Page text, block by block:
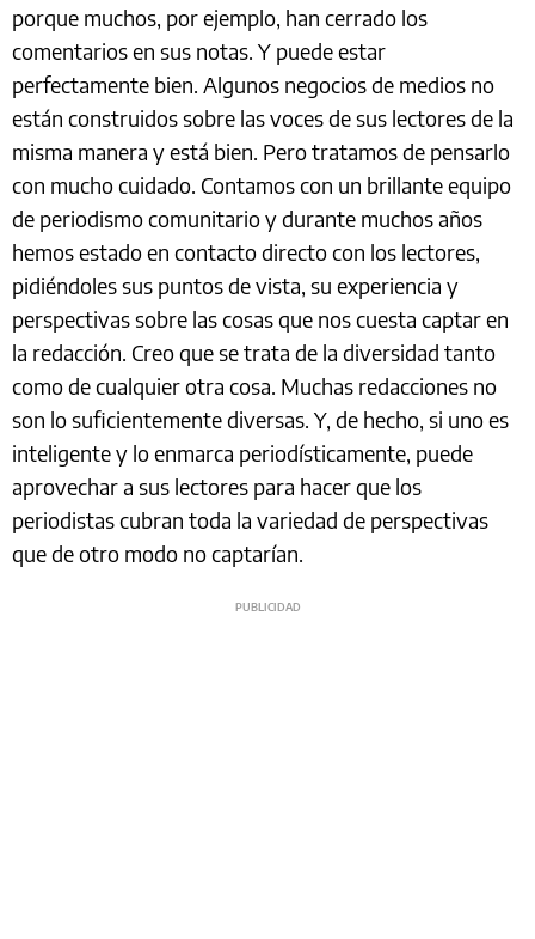
porque muchos, por ejemplo, han cerrado los
comentarios en sus notas. Y puede estar
perfectamente bien. Algunos negocios de medios no
están construidos sobre las voces de sus lectores de la
misma manera y está bien. Pero tratamos de pensarlo
con mucho cuidado. Contamos con un brillante equipo
de periodismo comunitario y durante muchos años
hemos estado en contacto directo con los lectores,
pidiéndoles sus puntos de vista, su experiencia y
perspectivas sobre las cosas que nos cuesta captar en
la redacción. Creo que se trata de la diversidad tanto
como de cualquier otra cosa. Muchas redacciones no
son lo suficientemente diversas. Y, de hecho, si uno es
inteligente y lo enmarca periodísticamente, puede
aprovechar a sus lectores para hacer que los
periodistas cubran toda la variedad de perspectivas
que de otro modo no captarían.